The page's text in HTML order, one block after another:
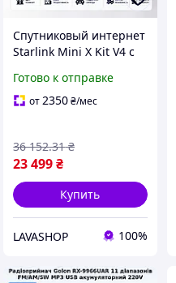
Спутниковый интернет
Starlink Mini X Kit V4 с
комплект спутниковой
связи для дома авто
Готово к отправке
от2350₴/мес
23 499₴
36 152.31 ₴
Купить
LAVASHOP 100%